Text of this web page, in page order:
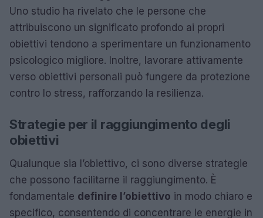
Uno studio ha rivelato che le persone che
attribuiscono un significato profondo ai propri
obiettivi tendono a sperimentare un funzionamento
psicologico migliore. Inoltre, lavorare attivamente
verso obiettivi personali può fungere da protezione
contro lo stress, rafforzando la resilienza.
Strategie per il raggiungimento degli
obiettivi
Qualunque sia l’obiettivo, ci sono diverse strategie
che possono facilitarne il raggiungimento. È
fondamentale definire l’obiettivo in modo chiaro e
specifico, consentendo di concentrare le energie in